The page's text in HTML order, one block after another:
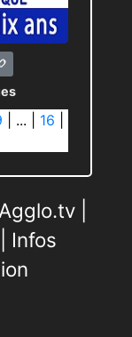
... 16
|
Infos